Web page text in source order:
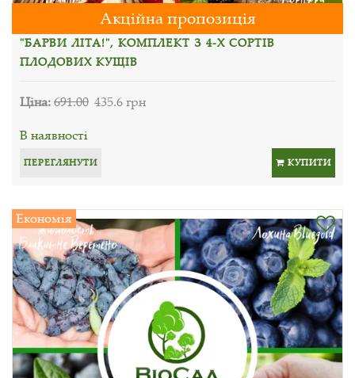
Акційна пропозиція
"БАРВИ ЛІТА!", КОМПЛЕКТ З 4-Х СОРТІВ
ПЛОДОВИХ КУЩІВ
Ціна:691.00 435.6 грн
В наявності
ПЕРЕГЛЯНУТИ КУПИТИ
Економія